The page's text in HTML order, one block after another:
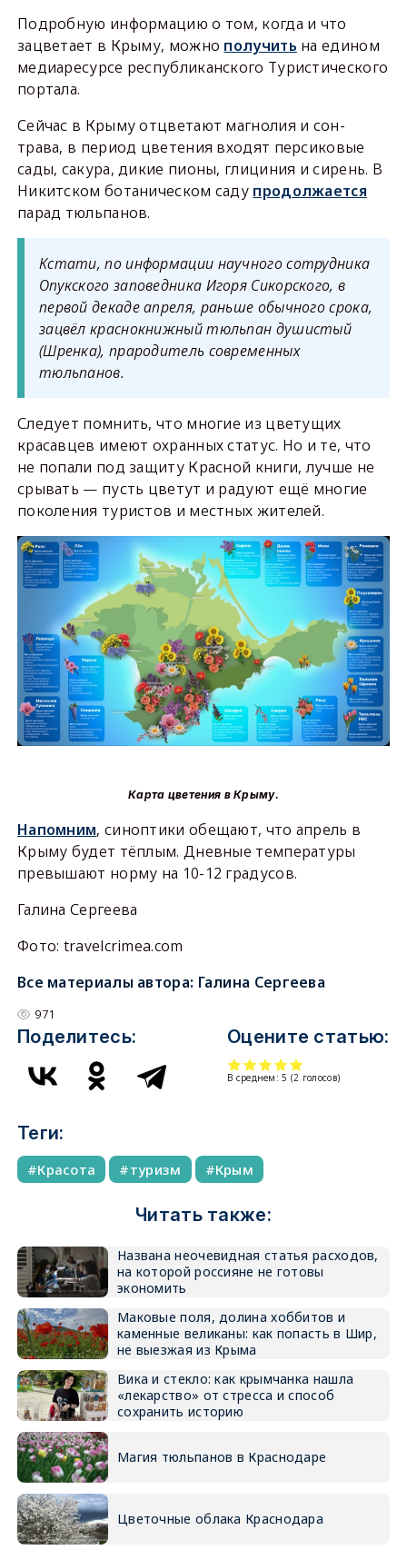
Подробную информацию о том, когда и что
зацветает в Крыму, можно получить на едином
медиаресурсе республиканского Туристического
портала.
Сейчас в Крыму отцветают магнолия и сон-
трава, в период цветения входят персиковые
сады, сакура, дикие пионы, глициния и сирень. В
Никитском ботаническом саду продолжается
парад тюльпанов.
Кстати, по информации научного сотрудника
Опукского заповедника Игоря Сикорского, в
первой декаде апреля, раньше обычного срока,
зацвёл краснокнижный тюльпан душистый
(Шренка), прародитель современных
тюльпанов.
Следует помнить, что многие из цветущих
красавцев имеют охранных статус. Но и те, что
не попали под защиту Красной книги, лучше не
срывать — пусть цветут и радуют ещё многие
поколения туристов и местных жителей.
Карта цветения в Крыму.
Напомним, синоптики обещают, что апрель в
Крыму будет тёплым. Дневные температуры
превышают норму на 10-12 градусов.
Галина Сергеева
Фото: travelcrimea.com
Все материалы автора: Галина Сергеева
971
Поделитесь: Оцените статью:
В среднем:5 (2 голосов)
Теги:
Красота туризм Крым
Читать также:
Названа неочевидная статья расходов,
на которой россияне не готовы
экономить
Маковые поля, долина хоббитов и
каменные великаны: как попасть в Шир,
не выезжая из Крыма
Вика и стекло: как крымчанка нашла
«лекарство» от стресса и способ
сохранить историю
Магия тюльпанов в Краснодаре
Цветочные облака Краснодара